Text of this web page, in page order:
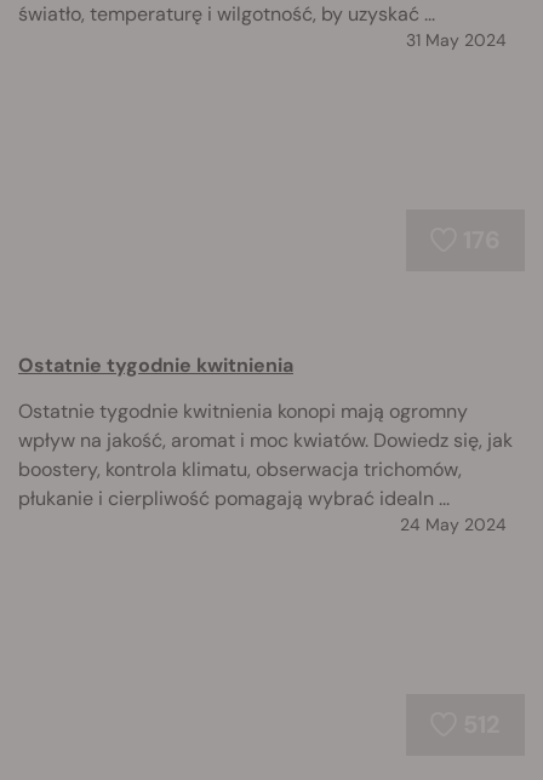
światło, temperaturę i wilgotność, by uzyskać ...
31 May 2024
Ostatnie tygodnie kwitnienia
Ostatnie tygodnie kwitnienia konopi mają ogromny
wpływ na jakość, aromat i moc kwiatów. Dowiedz się, jak
boostery, kontrola klimatu, obserwacja trichomów,
płukanie i cierpliwość pomagają wybrać idealn ...
24 May 2024